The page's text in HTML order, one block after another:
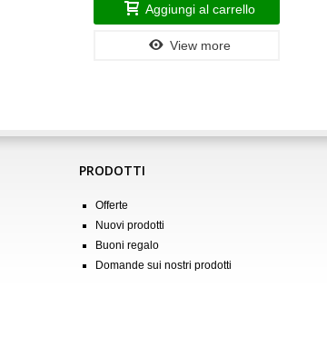
Aggiungi al carrello
View more
PRODOTTI
Offerte
Nuovi prodotti
Buoni regalo
Domande sui nostri prodotti